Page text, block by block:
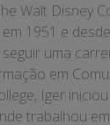
Walt Disney
1951 e
uma
em
Iger
trabalhou